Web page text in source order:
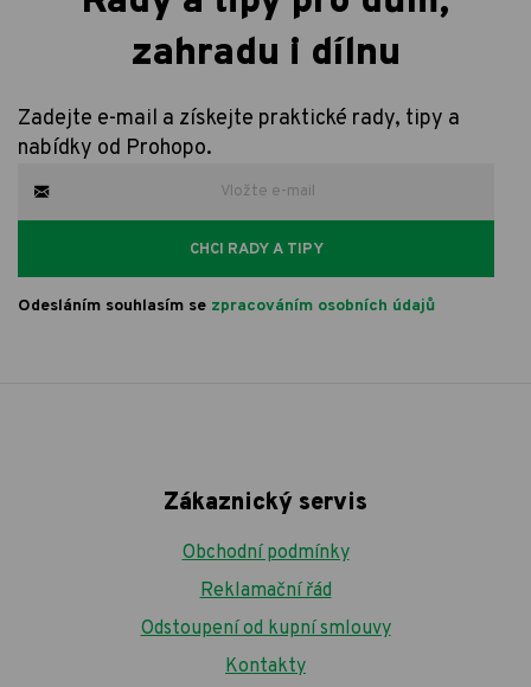
zahradu i dílnu
Zadejte e-mail a získejte praktické rady, tipy a
nabídky od Prohopo.
CHCI RADY A TIPY
Odesláním souhlasím se zpracováním osobních údajů
Zákaznický servis
Obchodní podmínky
Reklamační řád
Odstoupení od kupní smlouvy
Kontakty